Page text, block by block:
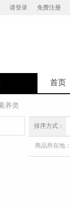
请登录 免费注册
首页
养类
排序方式：
商品所在地：